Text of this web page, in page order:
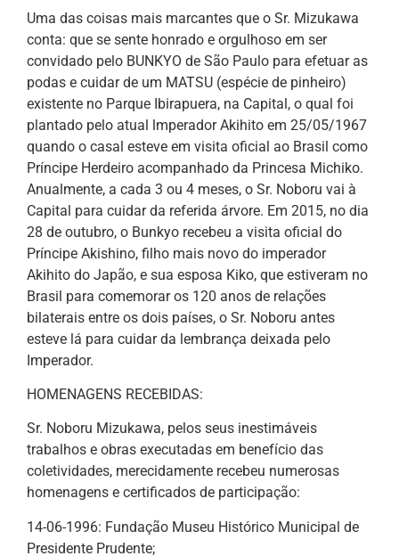
Uma das coisas mais marcantes que o Sr. Mizukawa
conta: que se sente honrado e orgulhoso em ser
convidado pelo BUNKYO de São Paulo para efetuar as
podas e cuidar de um MATSU (espécie de pinheiro)
existente no Parque Ibirapuera, na Capital, o qual foi
plantado pelo atual lmperador Akihito em 25/05/1967
quando o casal esteve em visita oficial ao Brasil como
Príncipe Herdeiro acompanhado da Princesa Michiko.
Anualmente, a cada 3 ou 4 meses, o Sr. Noboru vai à
Capital para cuidar da referida árvore. Em 2015, no dia
28 de outubro, o Bunkyo recebeu a visita oficial do
Príncipe Akishino, filho mais novo do imperador
Akihito do Japão, e sua esposa Kiko, que estiveram no
Brasil para comemorar os 120 anos de relações
bilaterais entre os dois países, o Sr. Noboru antes
esteve lá para cuidar da lembrança deixada pelo
Imperador.
HOMENAGENS RECEBIDAS:
Sr. Noboru Mizukawa, pelos seus inestimáveis
trabalhos e obras executadas em benefício das
coletividades, merecidamente recebeu numerosas
homenagens e certificados de participação:
14-06-1996: Fundação Museu Histórico Municipal de
Presidente Prudente;